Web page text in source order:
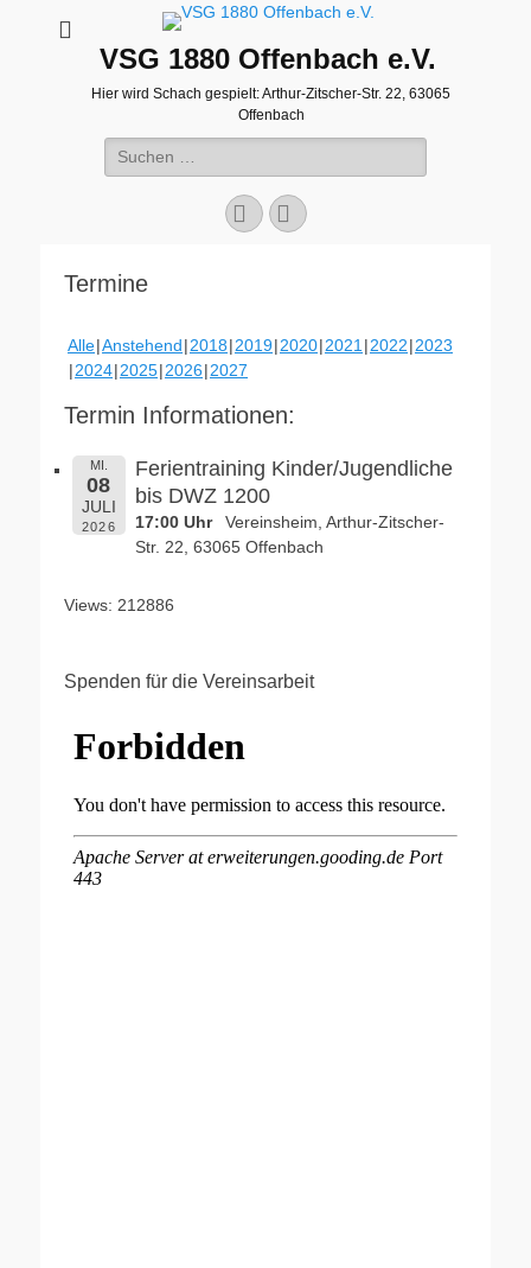
VSG 1880 Offenbach e.V.
Hier wird Schach gespielt: Arthur-Zitscher-Str. 22, 63065
Offenbach
Suche
nach:
FacebookWordPress
Termine
Alle Anstehend 2018 2019 2020 2021 2022 2023
2024 2025 2026 2027
Termin Informationen:
MI.
08
JULI
2026
Ferientraining Kinder/Jugendliche
bis DWZ 1200
17:00 Uhr
Vereinsheim, Arthur-Zitscher-
Str. 22, 63065 Offenbach
Views: 212886
Spenden für die Vereinsarbeit